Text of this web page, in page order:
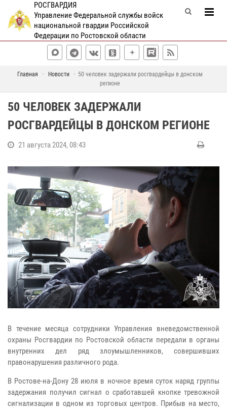
РОСГВАРДИЯ
Управление Федеральной службы войск
национальной гвардии Российской
Федерации по Ростовской области
Главная Новости
50 человек задержали росгвардейцы в донском
регионе
50 ЧЕЛОВЕК ЗАДЕРЖАЛИ
РОСГВАРДЕЙЦЫ В ДОНСКОМ РЕГИОНЕ
21 августа 2024, 08:43
В течение месяца сотрудники Управления вневедомственной
охраны Росгвардии по Ростовской области передали в органы
внутренних дел ряд злоумышленников, совершивших
правонарушения различного рода.
В Ростове-на-Дону 28 июля в ночное время суток наряд группы
задержания получил сигнал о сработавшей кнопке тревожной
сигнализации в одном из торговых центров. Прибыв на место,